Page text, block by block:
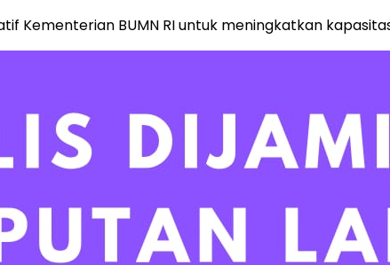
Kementerian BUMN RI untuk meningkatkan